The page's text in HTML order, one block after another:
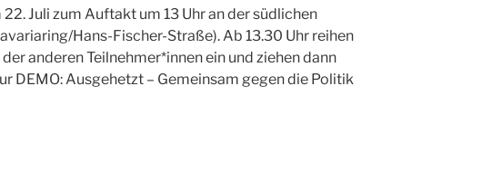
Juli zum Auftakt um 13 Uhr an der südlichen
Hans-Fischer-Straße). Ab 13.30 Uhr reihen
anderen Teilnehmer*innen ein und ziehen dann
DEMO: Ausgehetzt – Gemeinsam gegen die Politik